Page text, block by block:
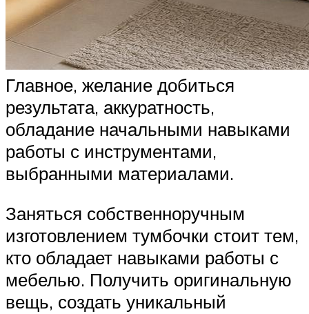
Главное, желание добиться
результата, аккуратность,
обладание начальными навыками
работы с инструментами,
выбранными материалами.
Заняться собственноручным
изготовлением тумбочки стоит тем,
кто обладает навыками работы с
мебелью. Получить оригинальную
вещь, создать уникальный